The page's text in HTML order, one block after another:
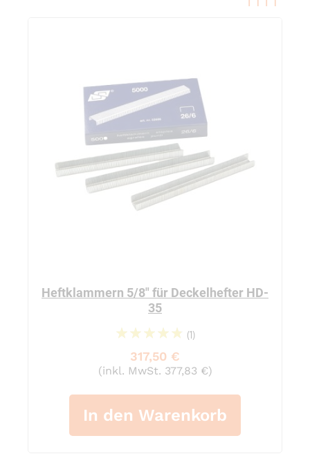
Heftklammern 5/8" für Deckelhefter HD-
35
100%
(1)
317,50 €
(inkl. MwSt. 377,83 €)
In den Warenkorb